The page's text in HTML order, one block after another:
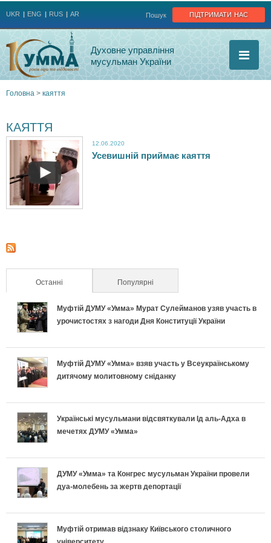
підтримати нас
Пошук
UKR ENG RUS AR
Духовне управління
мусульман України
є
Головна > каяття
КАЯТТЯ
с
е
а
12.06.2020
Усевишній приймає каяття
Останні (активна вкладка)Популярні
Муфтій ДУМУ «Умма» Мурат Сулейманов узяв участь в
урочистостях з нагоди Дня Конституції України
Муфтій ДУМУ «Умма» взяв участь у Всеукраїнському
дитячому молитовному сніданку
Українські мусульмани відсвяткували Ід аль-Адха в
мечетях ДУМУ «Умма»
ДУМУ «Умма» та Конгрес мусульман України провели
дуа-молебень за жертв депортації
Муфтій отримав відзнаку Київського столичного